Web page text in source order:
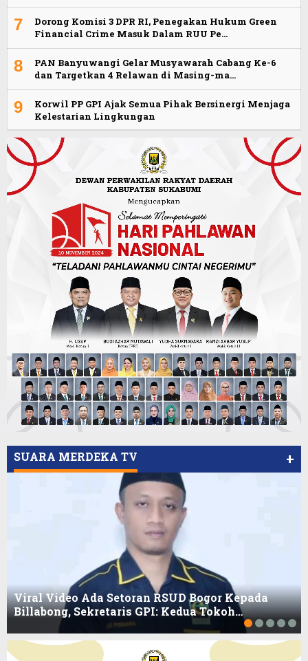
7
Dorong Komisi 3 DPR RI, Penegakan Hukum Green
Financial Crime Masuk Dalam RUU Pe…
8
PAN Banyuwangi Gelar Musyawarah Cabang Ke-6
dan Targetkan 4 Relawan di Masing-ma…
9
Korwil PP GPI Ajak Semua Pihak Bersinergi Menjaga
Kelestarian Lingkungan
SUARA MERDEKA TV +
Viral Video Ada Setoran RSUD Bogor Kepada
Billabong, Sekretaris GPI: Kedua Tokoh…